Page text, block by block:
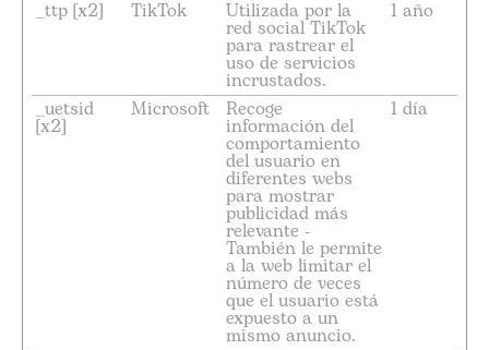
_ttp [x2] TikTok Utilizada por la
red social TikTok
para rastrear el
uso de servicios
incrustados.
1 año
_uetsid
[x2]
Microsoft Recoge
información del
comportamiento
del usuario en
diferentes webs
para mostrar
publicidad más
relevante -
También le permite
a la web limitar el
número de veces
que el usuario está
expuesto a un
mismo anuncio.
1 día